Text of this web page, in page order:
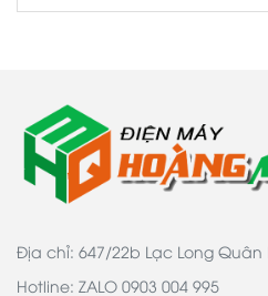
Địa chỉ: 647/22b Lạc Long Quân
Hotline: ZALO 0903 004 995